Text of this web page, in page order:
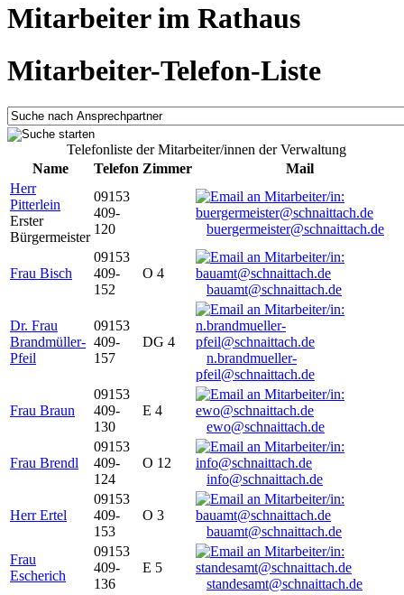
Mitarbeiter im Rathaus
Mitarbeiter-Telefon-Liste
Telefonliste der Mitarbeiter/innen der Verwaltung
Name
Telefon Zimmer
Mail
Herr
Pitterlein
Erster
Bürgermeister
09153
409-
120
buergermeister@schnaittach.de
Frau Bisch
09153
409-
152
O 4
bauamt@schnaittach.de
Dr. Frau
Brandmüller-
Pfeil
09153
409-
157
DG 4
n.brandmueller-
pfeil@schnaittach.de
Frau Braun
09153
409-
130
E 4
ewo@schnaittach.de
Frau Brendl
09153
409-
124
O 12
info@schnaittach.de
Herr Ertel
09153
409-
153
O 3
bauamt@schnaittach.de
Frau
Escherich
09153
409-
136
E 5
standesamt@schnaittach.de